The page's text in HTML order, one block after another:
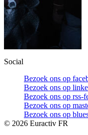
Social
Bezoek ons op
Bezoek ons op
Bezoek ons op rss-
Bezoek ons op
Bezoek ons op
© 2026 Euractiv FR